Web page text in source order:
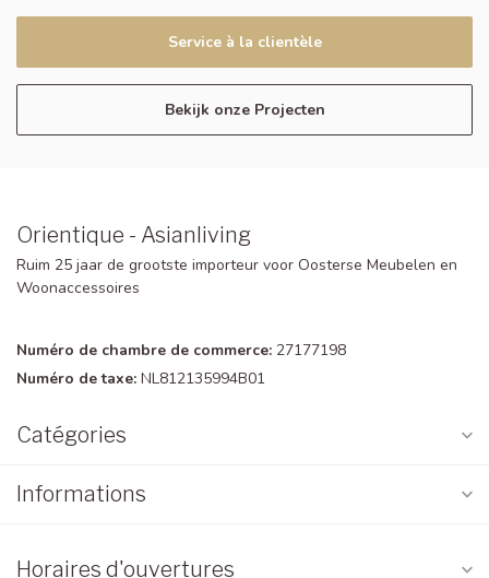
Service à la clientèle
Bekijk onze Projecten
Orientique - Asianliving
Ruim 25 jaar de grootste importeur voor Oosterse Meubelen en
Woonaccessoires
Numéro de chambre de commerce: 27177198
Numéro de taxe: NL812135994B01
Catégories
Informations
Horaires d'ouvertures